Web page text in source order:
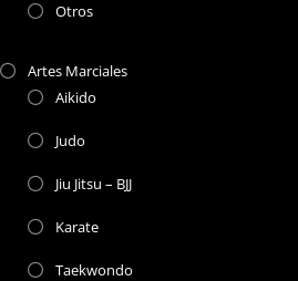
Otros
Artes Marciales
Aikido
Judo
Jiu Jitsu – BJJ
Karate
Taekwondo